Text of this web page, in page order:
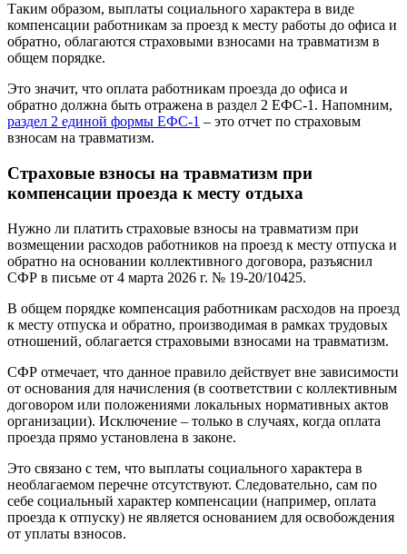
Таким образом, выплаты социального характера в виде
компенсации работникам за проезд к месту работы до офиса и
обратно, облагаются страховыми взносами на травматизм в
общем порядке.
Это значит, что оплата работникам проезда до офиса и
обратно должна быть отражена в раздел 2 ЕФС-1. Напомним,
раздел 2 единой формы ЕФС-1 – это отчет по страховым
взносам на травматизм.
Страховые взносы на травматизм при
компенсации проезда к месту отдыха
Нужно ли платить страховые взносы на травматизм при
возмещении расходов работников на проезд к месту отпуска и
обратно на основании коллективного договора, разъяснил
СФР в письме от 4 марта 2026 г. № 19-20/10425.
В общем порядке компенсация работникам расходов на проезд
к месту отпуска и обратно, производимая в рамках трудовых
отношений, облагается страховыми взносами на травматизм.
СФР отмечает, что данное правило действует вне зависимости
от основания для начисления (в соответствии с коллективным
договором или положениями локальных нормативных актов
организации). Исключение – только в случаях, когда оплата
проезда прямо установлена в законе.
Это связано с тем, что выплаты социального характера в
необлагаемом перечне отсутствуют. Следовательно, сам по
себе социальный характер компенсации (например, оплата
проезда к отпуску) не является основанием для освобождения
от уплаты взносов.